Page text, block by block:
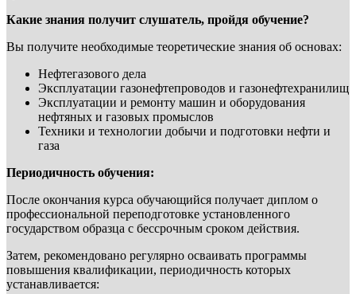
Какие знания получит слушатель, пройдя обучение?
Вы получите необходимые теоретические знания об основах:
Нефтегазового дела
Эксплуатации газонефтепроводов и газонефтехранилищ
Эксплуатации и ремонту машин и оборудования
нефтяных и газовых промыслов
Техники и технологии добычи и подготовки нефти и
газа
Периодичность обучения:
После окончания курса обучающийся получает диплом о
профессиональной переподготовке установленного
государством образца с бессрочным сроком действия.
Затем, рекомендовано регулярно осваивать программы
повышения квалификации, периодичность которых
устанавливается: